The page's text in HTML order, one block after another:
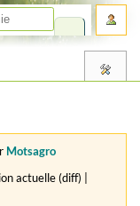
Motsagro
actuelle (diff) |